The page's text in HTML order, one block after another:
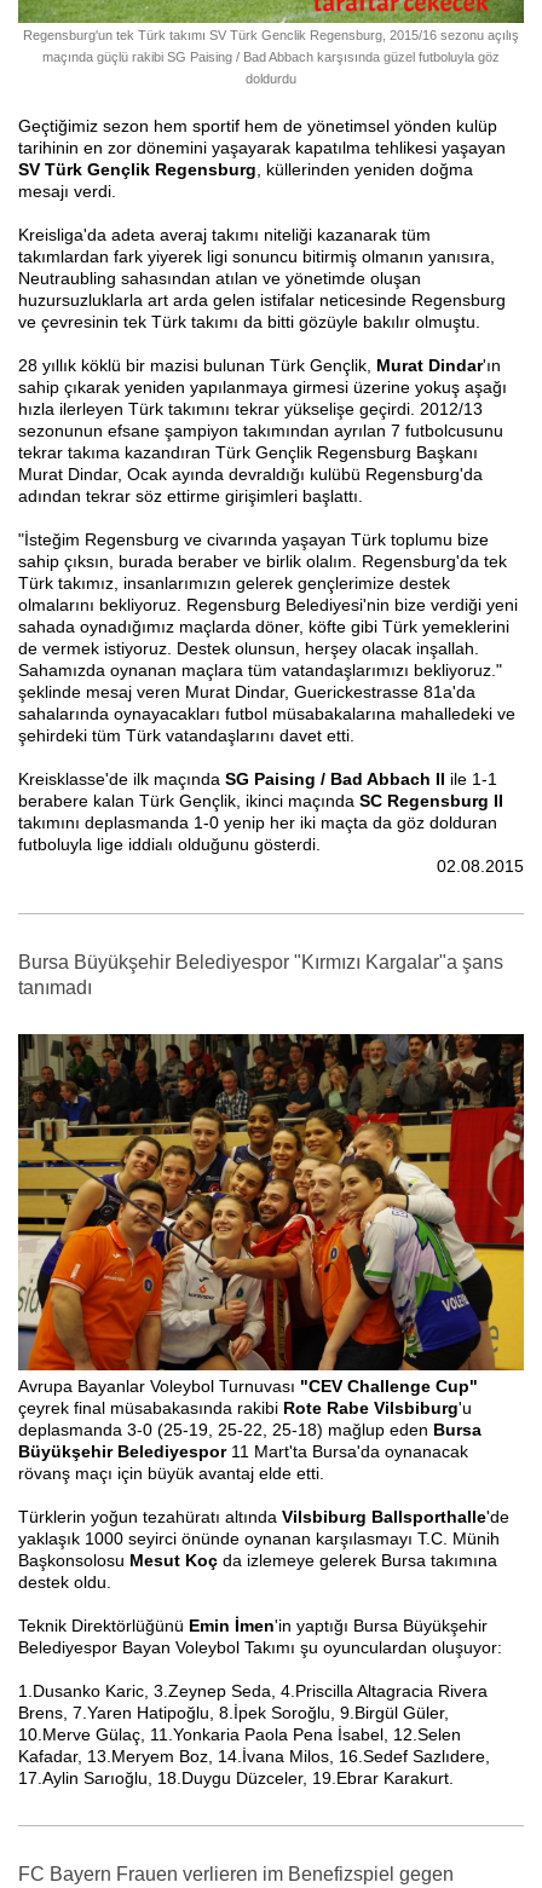
Regensburg'un tek Türk takımı SV Türk Genclik Regensburg, 2015/16 sezonu açılış
maçında güçlü rakibi SG Paising / Bad Abbach karşısında güzel futboluyla göz
doldurdu
Geçtiğimiz sezon hem sportif hem de yönetimsel yönden kulüp
tarihinin en zor dönemini yaşayarak kapatılma tehlikesi yaşayan
SV Türk Gençlik Regensburg , küllerinden yeniden doğma
mesajı verdi.
Kreisliga'da adeta averaj takımı niteliği kazanarak tüm
takımlardan fark yiyerek ligi sonuncu bitirmiş olmanın yanısıra,
Neutraubling sahasından atılan ve yönetimde oluşan
huzursuzluklarla art arda gelen istifalar neticesinde Regensburg
ve çevresinin tek Türk takımı da bitti gözüyle bakılır olmuştu.
28 yıllık köklü bir mazisi bulunan Türk Gençlik, Murat Dindar'ın
sahip çıkarak yeniden yapılanmaya girmesi üzerine yokuş aşağı
hızla ilerleyen Türk takımını tekrar yükselişe geçirdi. 2012/13
sezonunun efsane şampiyon takımından ayrılan 7 futbolcusunu
tekrar takıma kazandıran Türk Gençlik Regensburg Başkanı
Murat Dindar, Ocak ayında devraldığı kulübü Regensburg'da
adından tekrar söz ettirme girişimleri başlattı.
"İsteğim Regensburg ve civarında yaşayan Türk toplumu bize
sahip çıksın, burada beraber ve birlik olalım. Regensburg'da tek
Türk takımız, insanlarımızın gelerek gençlerimize destek
olmalarını bekliyoruz. Regensburg Belediyesi'nin bize verdiği yeni
sahada oynadığımız maçlarda döner, köfte gibi Türk yemeklerini
de vermek istiyoruz. Destek olunsun, herşey olacak inşallah.
Sahamızda oynanan maçlara tüm vatandaşlarımızı bekliyoruz."
şeklinde mesaj veren Murat Dindar, Guerickestrasse 81a'da
sahalarında oynayacakları futbol müsabakalarına mahalledeki ve
şehirdeki tüm Türk vatandaşlarını davet etti.
Kreisklasse'de ilk maçında SG Paising / Bad Abbach II ile 1-1
berabere kalan Türk Gençlik, ikinci maçında SC Regensburg II
takımını deplasmanda 1-0 yenip her iki maçta da göz dolduran
futboluyla lige iddialı olduğunu gösterdi.
02.08.2015
Bursa Büyükşehir Belediyespor "Kırmızı Kargalar"a şans
tanımadı
Avrupa Bayanlar Voleybol Turnuvası "CEV Challenge Cup"
çeyrek final müsabakasında rakibi Rote Rabe Vilsbiburg'u
deplasmanda 3-0 (25-19, 25-22, 25-18) mağlup eden Bursa
Büyükşehir Belediyespor11 Mart'ta Bursa'da oynanacak
rövanş maçı için büyük avantaj elde etti.
Türklerin yoğun tezahüratı altında Vilsbiburg Ballsporthalle'de
yaklaşık 1000 seyirci önünde oynanan karşılasmayı T.C. Münih
Başkonsolosu Mesut Koç da izlemeye gelerek Bursa takımına
destek oldu.
Teknik Direktörlüğünü Emin İmen'in yaptığı Bursa Büyükşehir
Belediyespor Bayan Voleybol Takımı şu oyunculardan oluşuyor:
1.Dusanko Karic, 3.Zeynep Seda, 4.Priscilla Altagracia Rivera
Brens, 7.Yaren Hatipoğlu, 8.İpek Soroğlu, 9.Birgül Güler,
10.Merve Gülaç , 11.Yonkaria Paola Pena İsabel, 12.Selen
Kafadar, 13.Meryem Boz, 14.İvana Milos, 16.Sedef Sazlıdere,
17.Aylin Sarıoğlu, 18.Duygu Düzceler, 19.Ebrar Karakurt.
FC Bayern Frauen verlieren im Benefizspiel gegen